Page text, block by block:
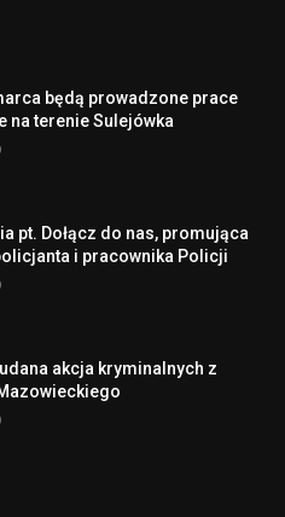
będą prowadzone prace
na terenie Sulejówka
pt. Dołącz do nas, promująca
i pracownika Policji
akcja kryminalnych z